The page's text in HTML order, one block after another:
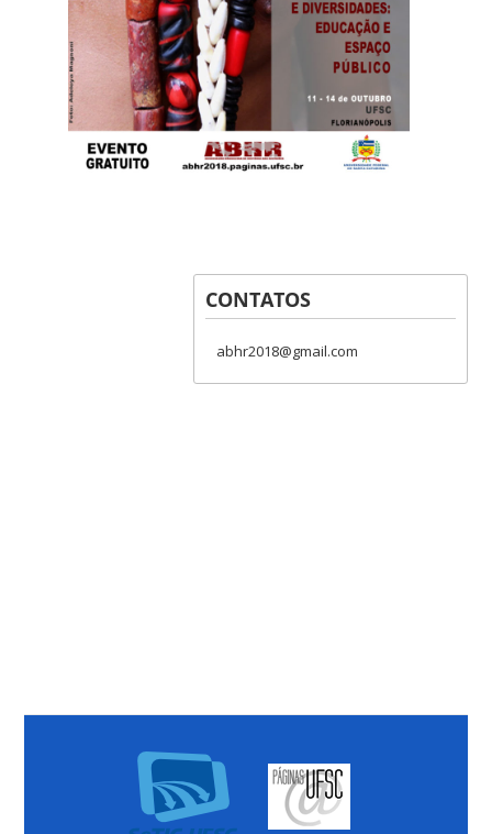
CONTATOS
abhr2018@gmail.com